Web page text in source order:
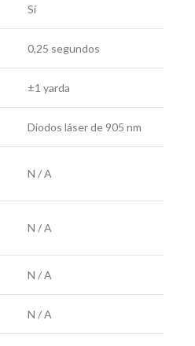
Sí
0,25 segundos
±1 yarda
Diodos láser de 905 nm
N / A
N / A
N / A
N / A